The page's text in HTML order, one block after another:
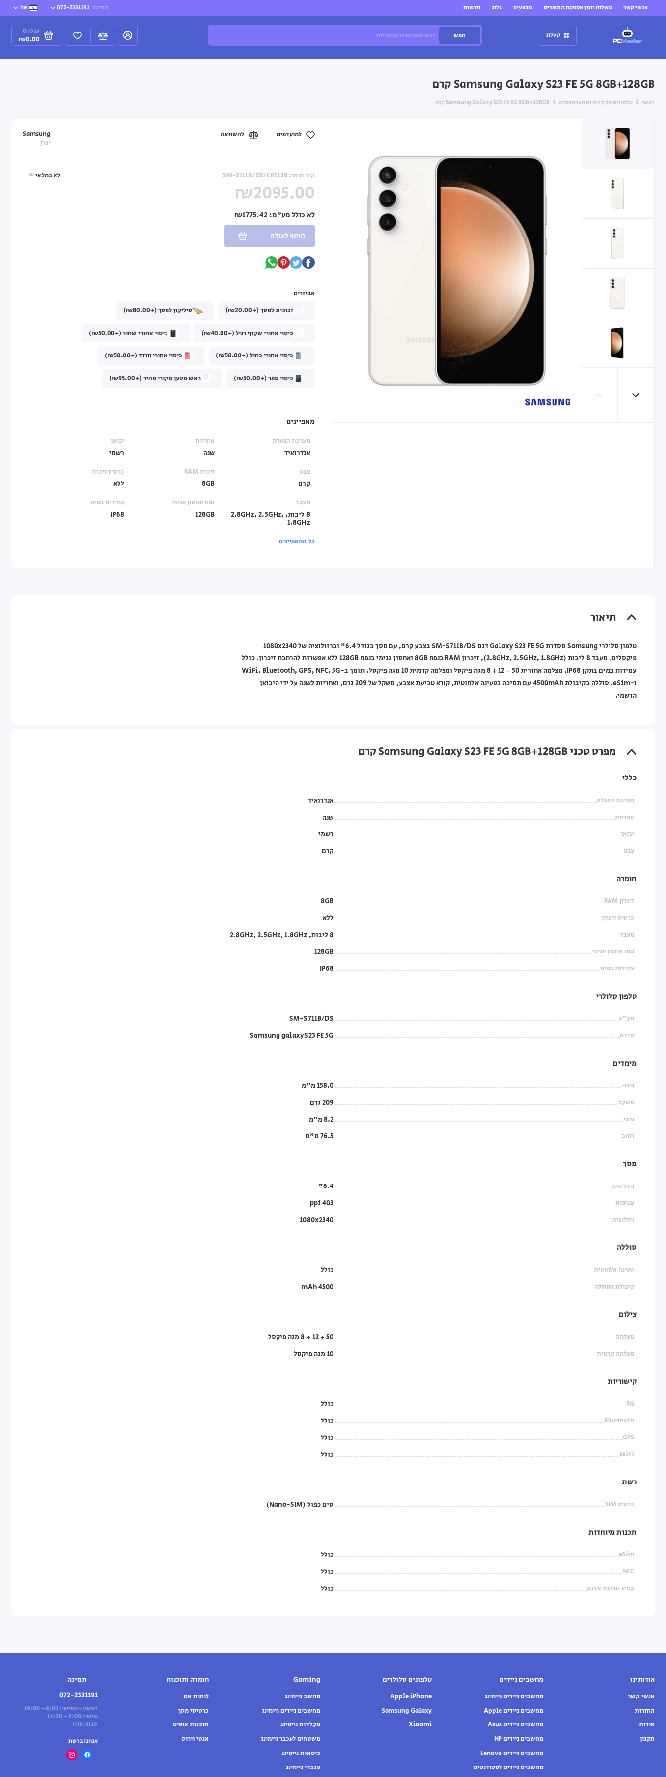
אנשי קשר משלוח וזמן אספקת המוצרים מבצעים בלוג חדשות תמיכה 072-2331191
he
קטלוג חפש עגלה 0
₪0.00
Samsung Galaxy S23 FE 5G 8GB+128GB קרם
ראשי טלפונים סלולרים וסמארטפונים Samsung Galaxy S23 FE 5G 8GB+128GB קרם
לא במלאי קוד מוצר: SM-S711B/DS/CRE128
Samsung
יצרן
₪2095.00
לא כולל מע"מ:
הוסף לעגלה
למועדפים להשוואה
אביזרים
זכוכית למסך (+₪20.00)
סיליקון למסך (+₪80.00)
כיסוי אחורי שקוף רגיל (+₪40.00) כיסוי אחורי שחור (+₪50.00)
כיסוי אחורי כחול (+₪50.00) כיסוי אחורי וורוד (+₪50.00)
כיסוי ספר (+₪50.00) ראש מטען מקורי מהיר (+₪95.00)
מאפיינים
מערכת הפעלה
אנדרואיד
אחריות
שנה
יבואן
רשמי
צבע
קרם
זיכרון RAM
8GB
כרטיס זיכרון
ללא
מעבד
8 ליבות, 2.8GHz, 2.5GHz,
1.8GHz
נפח אחסון פנימי
128GB
עמידות במים
IP68
כל המאפיינים
תיאור
טלפון סלולרי Samsung מסדרת Galaxy S23 FE 5G דגם SM-S711B/DS בצבע קרם, עם מסך בגודל 6.4" וברזולוציה של 1080x2340
פיקסלים, מעבד 8 ליבות (2.8GHz, 2.5GHz, 1.8GHz), זיכרון RAM בנפח 8GB ואחסון פנימי בנפח 128GB ללא אפשרות להרחבת זיכרון. כולל
עמידות במים בתקן IP68, מצלמה אחורית 50 + 12 + 8 מגה פיקסל ומצלמה קדמית 10 מגה פיקסל. תומך ב-WiFi, Bluetooth, GPS, NFC, 5G
ו-eSim. סוללה בקיבולת 4500mAh עם תמיכה בטעינה אלחוטית, קורא טביעת אצבע, משקל של 209 גרם, ואחריות לשנה על ידי היבואן
הרשמי.
מפרט טכני Samsung Galaxy S23 FE 5G 8GB+128GB קרם
כללי
מערכת הפעלה אנדרואיד
אחריות שנה
יבואן רשמי
צבע קרם
חומרה
זיכרון RAM 8GB
כרטיס זיכרון ללא
מעבד 8 ליבות, 2.8GHz, 2.5GHz, 1.8GHz
נפח אחסון פנימי 128GB
עמידות במים IP68
טלפון סלולרי
מק"ט SM-S711B/DS
סדרה Samsung galaxyS23 FE 5G
מימדים
גובה 158.0 מ"מ
משקל 209 גרם
עובי 8.2 מ"מ
רוחב 76.5 מ"מ
מסך
גודל מסך 6.4"
צפיפות 403 ppi
רזולוציה 1080x2340
סוללה
טעינה אלחוטית כולל
קיבולת הסוללה 4500 mAh
צילום
מצלמה 50 + 12 + 8 מגה פיקסל
מצלמה קדמית 10 מגה פיקסל
קישוריות
5G כולל
Bluetooth כולל
GPS כולל
WiFi כולל
רשת
כרטיס SIM סים כפול (Nano-SIM)
תכנות מיוחדות
eSim כולל
NFC כולל
קורא טביעת אצבע כולל
אודותינו
אנשי קשר
החזרות
אודות
תקנון
מחשבים ניידים
מחשבים ניידים גיימינג
מחשבים ניידים Apple
מחשבים ניידים Asus
מחשבים ניידים HP
מחשבים ניידים Lenovo
מחשבים ניידים לסטודנטים
טלפונים סלולרים
Apple iPhone
Samsung Galaxy
Xiaomi
Gaming
מחשב גיימינג
מחשבים ניידים גיימינג
מקלדות גיימינג
משטחים לעכבר גיימינג
כיסאות גיימינג
עכברי גיימינג
חומרה ותוכנות
לוחות אם
כרטיסי מסך
תוכנות אופיס
אנטי וירוס
תמיכה
072-2331191
ראשון - חמישי: 8:00 – 19:00
שישי: 8:00 – 14:00
שבת: סגור
אנחנו ברשת